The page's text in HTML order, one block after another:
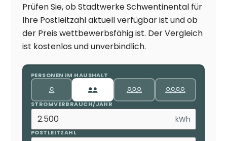
Prüfen Sie, ob Stadtwerke Schwentinental für
Ihre Postleitzahl aktuell verfügbar ist und ob
der Preis wettbewerbsfähig ist. Der Vergleich
ist kostenlos und unverbindlich.
PERSONEN IM HAUSHALT
STROMVERBRAUCH/JAHR
kWh
POSTLEITZAHL